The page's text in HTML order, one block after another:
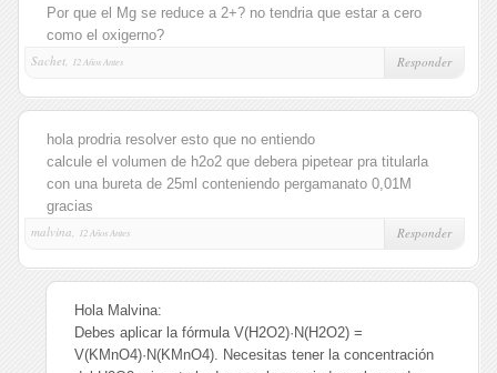
Por que el Mg se reduce a 2+? no tendria que estar a cero
como el oxigerno?
Sachet,
12 Años Antes Responder
hola prodria resolver esto que no entiendo
calcule el volumen de h2o2 que debera pipetear pra titularla
con una bureta de 25ml conteniendo pergamanato 0,01M
gracias
malvina,
12 Años Antes Responder
Hola Malvina:
Debes aplicar la fórmula V(H2O2)·N(H2O2) =
V(KMnO4)·N(KMnO4). Necesitas tener la concentración